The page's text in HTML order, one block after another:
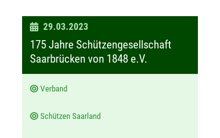
D
a
:
29.03.2023
175 Jahre Schützengesellschaft
Saarbrücken von 1848 e.V.
Verband
Schützen Saarland